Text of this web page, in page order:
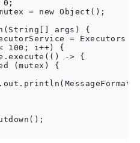
= new Object();
args) {
=
100; i++) {
-> {
(mutex) {